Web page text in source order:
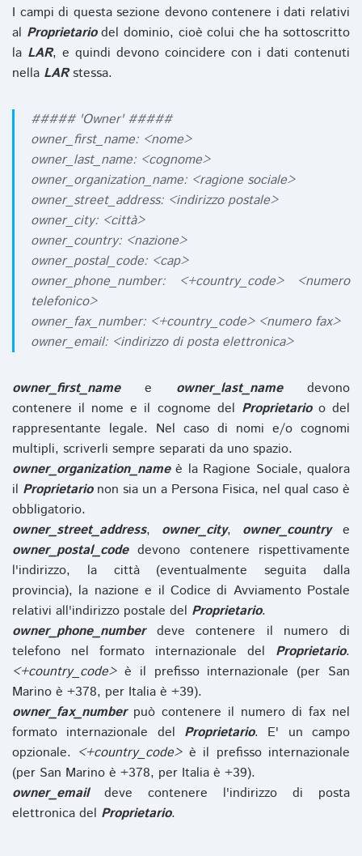
I campi di questa sezione devono contenere i dati relativi
al Proprietariodel dominio, cioè colui che ha sottoscritto
la LAR, e quindi devono coincidere con i dati contenuti
nella LARstessa.
##### 'Owner' #####
owner_first_name: <nome>
owner_last_name: <cognome>
owner_organization_name: <ragione sociale>
owner_street_address: <indirizzo postale>
owner_city: <città>
owner_country: <nazione>
owner_postal_code: <cap>
owner_phone_number: <+country_code> <numero
telefonico>
owner_fax_number: <+country_code> <numero fax>
owner_email: <indirizzo di posta elettronica>
owner_first_namee owner_last_namedevono
contenere il nome e il cognome del Proprietarioo del
rappresentante legale. Nel caso di nomi e/o cognomi
multipli, scriverli sempre separati da uno spazio.
owner_organization_nameè la Ragione Sociale, qualora
il Proprietarionon sia un a Persona Fisica, nel qual caso è
obbligatorio.
owner_street_address, owner_city, owner_countrye
owner_postal_codedevono contenere rispettivamente
l'indirizzo, la città (eventualmente seguita dalla
provincia), la nazione e il Codice di Avviamento Postale
relativi all'indirizzo postale del Proprietario.
owner_phone_numberdeve contenere il numero di
telefono nel formato internazionale del Proprietario.
<+country_code>è il prefisso internazionale (per San
Marino è +378, per Italia è +39).
owner_fax_numberpuò contenere il numero di fax nel
formato internazionale del Proprietario. E' un campo
opzionale. <+country_code>è il prefisso internazionale
(per San Marino è +378, per Italia è +39).
owner_emaildeve contenere l'indirizzo di posta
elettronica del Proprietario.